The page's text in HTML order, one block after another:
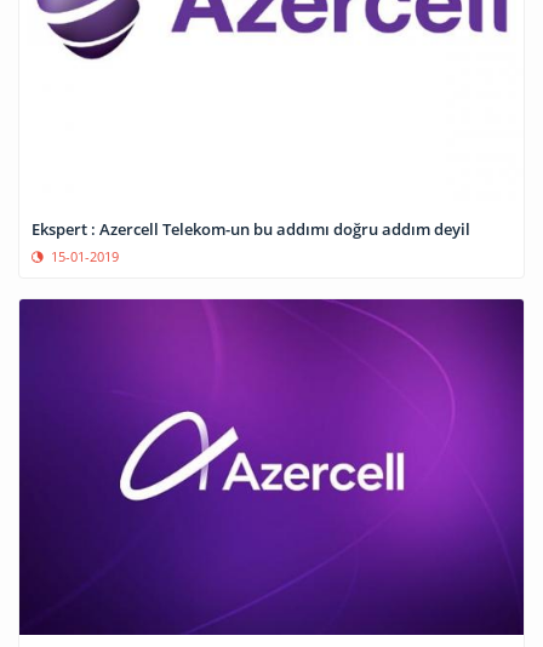
Ekspert : Azercell Telekom-un bu addımı doğru addım deyil
15-01-2019